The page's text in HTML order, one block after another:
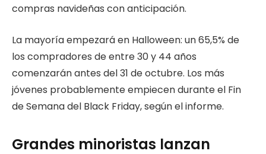
compras navideñas con anticipación.
La mayoría empezará en Halloween: un 65,5% de
los compradores de entre 30 y 44 años
comenzarán antes del 31 de octubre. Los más
jóvenes probablemente empiecen durante el Fin
de Semana del Black Friday, según el informe.
Grandes minoristas lanzan